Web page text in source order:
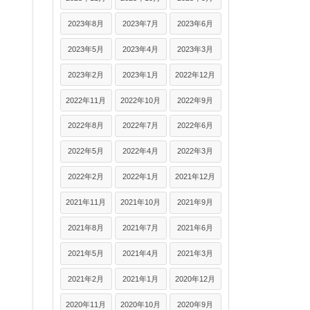
2023年8月 2023年7月 2023年6月
2023年5月 2023年4月 2023年3月
2023年2月 2023年1月 2022年12月
2022年11月 2022年10月 2022年9月
2022年8月 2022年7月 2022年6月
2022年5月 2022年4月 2022年3月
2022年2月 2022年1月 2021年12月
2021年11月 2021年10月 2021年9月
2021年8月 2021年7月 2021年6月
2021年5月 2021年4月 2021年3月
2021年2月 2021年1月 2020年12月
2020年11月 2020年10月 2020年9月